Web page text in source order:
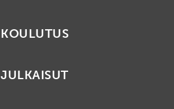
KOULUTUS
JULKAISUT